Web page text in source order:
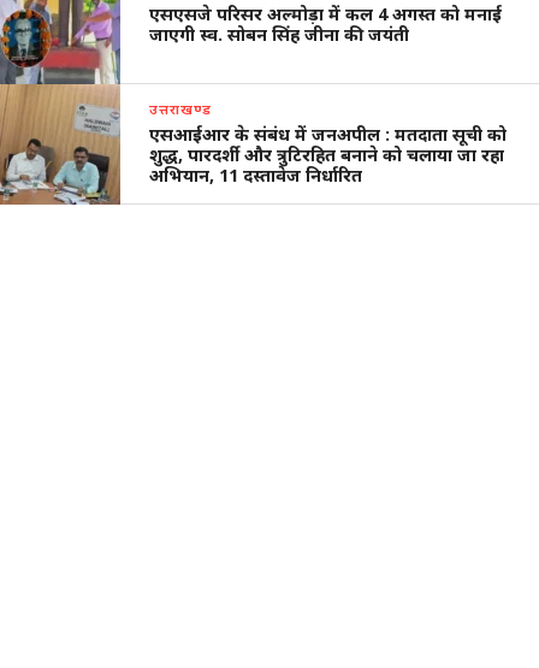
एसएसजे परिसर अल्मोड़ा में कल 4 अगस्त को मनाई
जाएगी स्व. सोबन सिंह जीना की जयंती
उत्तराखण्ड
एसआईआर के संबंध में जनअपील : मतदाता सूची को
शुद्ध, पारदर्शी और त्रुटिरहित बनाने को चलाया जा रहा
अभियान, 11 दस्तावेज निर्धारित